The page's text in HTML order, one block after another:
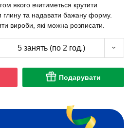
якого вчитиметься крутити
глину та надавати бажану форму.
вироби, які можна розписати.
5 занять (по 2 год.)
Подарувати